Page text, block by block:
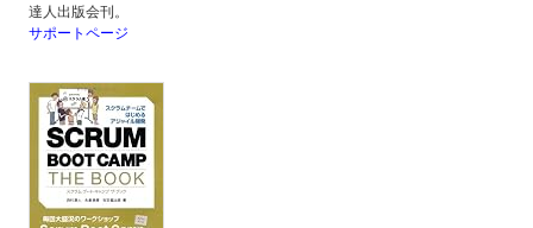
達人出版会刊。
サポートページ